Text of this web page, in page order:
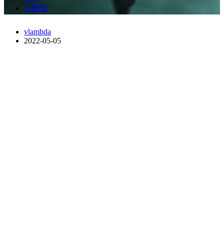
大数据
vlambda
2022-05-05